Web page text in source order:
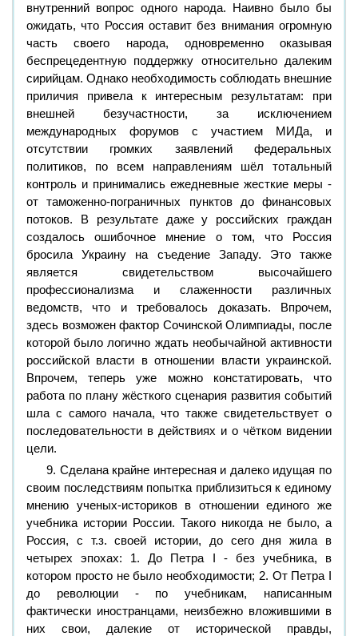
внутренний вопрос одного народа. Наивно было бы
ожидать, что Россия оставит без внимания огромную
часть своего народа, одновременно оказывая
беспрецедентную поддержку относительно далеким
сирийцам. Однако необходимость соблюдать внешние
приличия привела к интересным результатам: при
внешней безучастности, за исключением
международных форумов с участием МИДа, и
отсутствии громких заявлений федеральных
политиков, по всем направлениям шёл тотальный
контроль и принимались ежедневные жесткие меры -
от таможенно-пограничных пунктов до финансовых
потоков. В результате даже у российских граждан
создалось ошибочное мнение о том, что Россия
бросила Украину на съедение Западу. Это также
является свидетельством высочайшего
профессионализма и слаженности различных
ведомств, что и требовалось доказать. Впрочем,
здесь возможен фактор Сочинской Олимпиады, после
которой было логично ждать необычайной активности
российской власти в отношении власти украинской.
Впрочем, теперь уже можно констатировать, что
работа по плану жёсткого сценария развития событий
шла с самого начала, что также свидетельствует о
последовательности в действиях и о чётком видении
цели.
9. Сделана крайне интересная и далеко идущая по
своим последствиям попытка приблизиться к единому
мнению ученых-историков в отношении единого же
учебника истории России. Такого никогда не было, а
Россия, с т.з. своей истории, до сего дня жила в
четырех эпохах: 1. До Петра I - без учебника, в
котором просто не было необходимости; 2. От Петра I
до революции - по учебникам, написанным
фактически иностранцами, неизбежно вложившими в
них свои, далекие от исторической правды,